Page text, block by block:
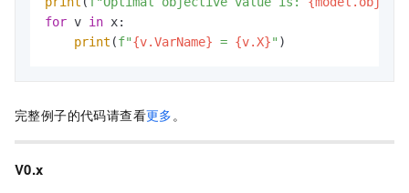
for v in x:
print (f"{v.VarName} = {v.X}" )
完整例子的代码请查看更多。
V0.x